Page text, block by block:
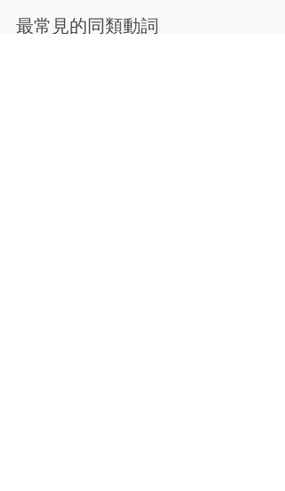
最常見的同類動詞